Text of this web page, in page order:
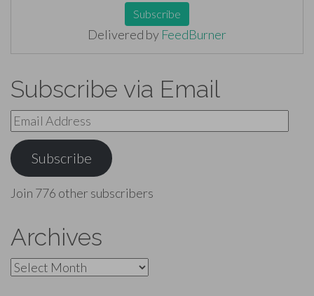
Delivered by FeedBurner
Subscribe via Email
Email
Address
Subscribe
Join 776 other subscribers
Archives
Archives